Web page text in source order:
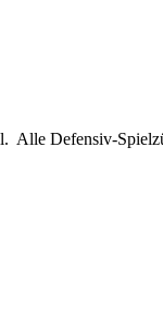
Alle Defensiv-